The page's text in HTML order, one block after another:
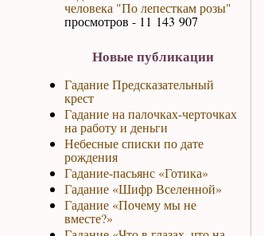
человека "По лепесткам розы"
просмотров - 11 143 907
Новые публикации
Гадание Предсказательный
крест
Гадание на палочках-черточках
на работу и деньги
Небесные списки по дате
рождения
Гадание-пасьянс «Готика»
Гадание «Шифр Вселенной»
Гадание «Почему мы не
вместе?»